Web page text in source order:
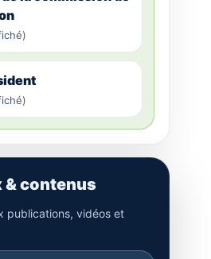
& contenus
publications, vidéos et